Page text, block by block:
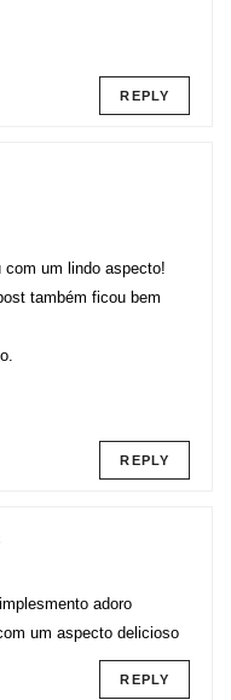
REPLY
um lindo aspecto!
também ficou bem
REPLY
adoro
um aspecto delicioso
REPLY